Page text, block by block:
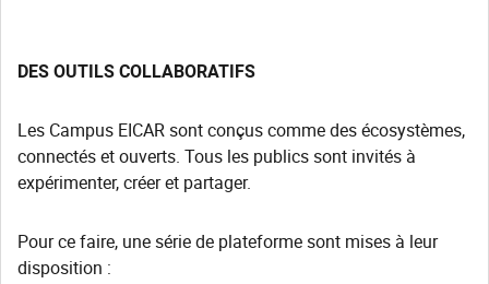
DES OUTILS COLLABORATIFS
Les Campus EICAR sont conçus comme des écosystèmes,
connectés et ouverts. Tous les publics sont invités à
expérimenter, créer et partager.
Pour ce faire, une série de plateforme sont mises à leur
disposition :